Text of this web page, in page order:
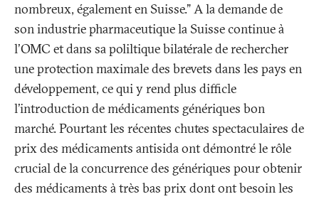
nombreux, également en Suisse." A la demande de
son industrie pharmaceutique la Suisse continue à
l'OMC et dans sa poliltique bilatérale de rechercher
une protection maximale des brevets dans les pays en
développement, ce qui y rend plus difficle
l'introduction de médicaments génériques bon
marché. Pourtant les récentes chutes spectaculaires de
prix des médicaments antisida ont démontré le rôle
crucial de la concurrence des génériques pour obtenir
des médicaments à très bas prix dont ont besoin les